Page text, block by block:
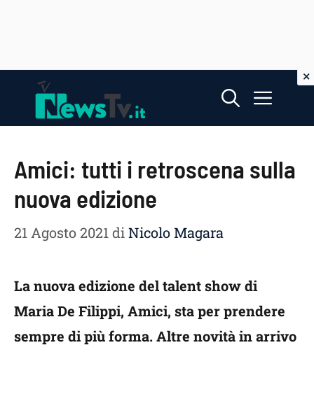
contenuto
Menu
Amici: tutti i retroscena sulla
nuova edizione
21 Agosto 2021 diNicolo Magara
La nuova edizione del talent show di
Maria De Filippi, Amici, sta per prendere
sempre di più forma. Altre novità in arrivo